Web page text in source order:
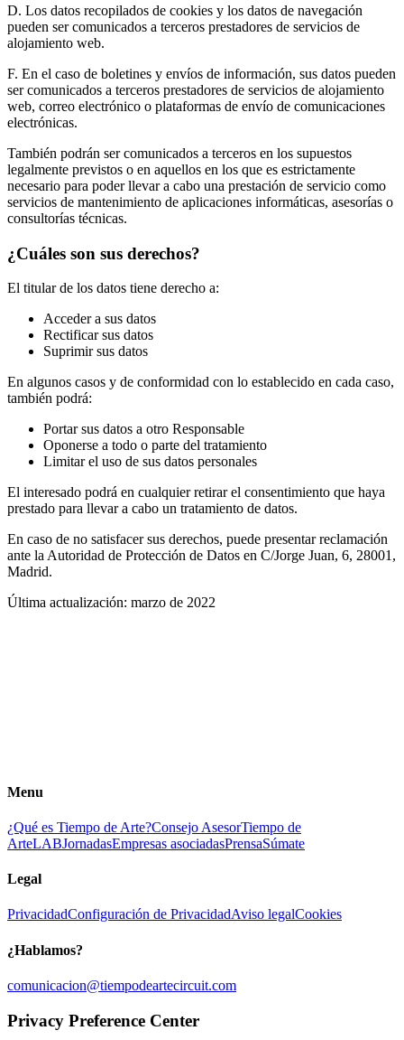
D. Los datos recopilados de cookies y los datos de navegación
pueden ser comunicados a terceros prestadores de servicios de
alojamiento web.
F. En el caso de boletines y envíos de información, sus datos pueden
ser comunicados a terceros prestadores de servicios de alojamiento
web, correo electrónico o plataformas de envío de comunicaciones
electrónicas.
También podrán ser comunicados a terceros en los supuestos
legalmente previstos o en aquellos en los que es estrictamente
necesario para poder llevar a cabo una prestación de servicio como
servicios de mantenimiento de aplicaciones informáticas, asesorías o
consultorías técnicas.
¿Cuáles son sus derechos?
El titular de los datos tiene derecho a:
Acceder a sus datos
Rectificar sus datos
Suprimir sus datos
En algunos casos y de conformidad con lo establecido en cada caso,
también podrá:
Portar sus datos a otro Responsable
Oponerse a todo o parte del tratamiento
Limitar el uso de sus datos personales
El interesado podrá en cualquier retirar el consentimiento que haya
prestado para llevar a cabo un tratamiento de datos.
En caso de no satisfacer sus derechos, puede presentar reclamación
ante la Autoridad de Protección de Datos en C/Jorge Juan, 6, 28001,
Madrid.
Última actualización: marzo de 2022
Menu
¿Qué es Tiempo de Arte?Consejo AsesorTiempo de
ArteLABJornadasEmpresas asociadasPrensaSúmate
Legal
PrivacidadConfiguración de PrivacidadAviso legalCookies
¿Hablamos?
comunicacion@tiempodeartecircuit.com
Privacy Preference Center